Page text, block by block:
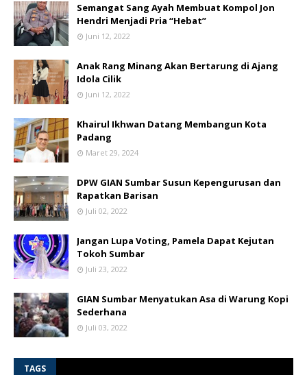
Semangat Sang Ayah Membuat Kompol Jon
Hendri Menjadi Pria “Hebat”
Juni 12, 2022
Anak Rang Minang Akan Bertarung di Ajang
Idola Cilik
Juni 12, 2022
Khairul Ikhwan Datang Membangun Kota
Padang
Maret 29, 2024
DPW GIAN Sumbar Susun Kepengurusan dan
Rapatkan Barisan
Juli 02, 2022
Jangan Lupa Voting, Pamela Dapat Kejutan
Tokoh Sumbar
Juli 23, 2022
GIAN Sumbar Menyatukan Asa di Warung Kopi
Sederhana
Juli 03, 2022
TAGS